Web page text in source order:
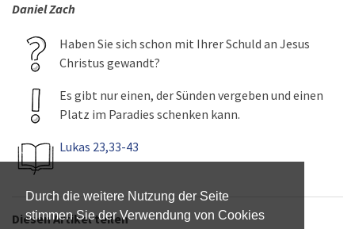
Durch die weitere Nutzung der Seite
stimmen Sie der Verwendung von Cookies
Daniel Zach
Haben Sie sich schon mit Ihrer Schuld an Jesus
Christus gewandt?
Es gibt nur einen, der Sünden vergeben und einen
Platz im Paradies schenken kann.
Lukas 23,33-43
Diesen Artikel teilen